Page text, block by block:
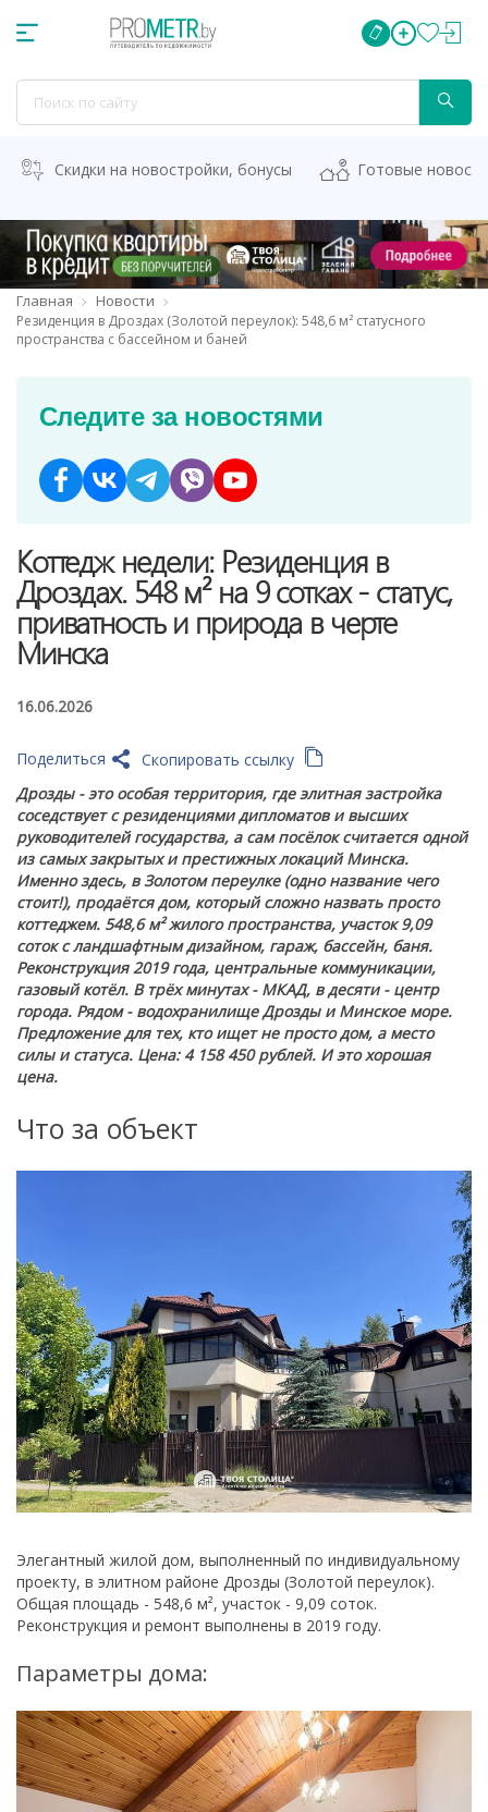
Скидки на новостройки, бонусы Готовые
Главная Новости
Резиденция в Дроздах (Золотой переулок): 548,6 м² статусного
пространства с бассейном и баней
Следите за новостями
Коттедж недели: Резиденция в
Дроздах. 548 м² на 9 сотках - статус,
приватность и природа в черте
Минска
16.06.2026
Скопировать ссылку
Поделиться
Дрозды - это особая территория, где элитная застройка
соседствует с резиденциями дипломатов и высших
руководителей государства, а сам посёлок считается одной
из самых закрытых и престижных локаций Минска.
Именно здесь, в Золотом переулке (одно название чего
стоит!), продаётся дом, который сложно назвать просто
коттеджем. 548,6 м² жилого пространства, участок 9,09
соток с ландшафтным дизайном, гараж, бассейн, баня.
Реконструкция 2019 года, центральные коммуникации,
газовый котёл. В трёх минутах - МКАД, в десяти - центр
города. Рядом - водохранилище Дрозды и Минское море.
Предложение для тех, кто ищет не просто дом, а место
силы и статуса. Цена: 4 158 450 рублей. И это хорошая
цена.
Что за объект
Элегантный жилой дом, выполненный по индивидуальному
проекту, в элитном районе Дрозды (Золотой переулок).
Общая площадь - 548,6 м², участок - 9,09 соток.
Реконструкция и ремонт выполнены в 2019 году.
Параметры дома: